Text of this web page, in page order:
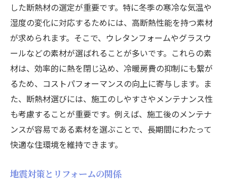
した断熱材の選定が重要です。特に冬季の寒冷な気温や
湿度の変化に対応するためには、高断熱性能を持つ素材
が求められます。そこで、ウレタンフォームやグラスウ
ールなどの素材が選ばれることが多いです。これらの素
材は、効率的に熱を閉じ込め、冷暖房費の抑制にも繋が
るため、コストパフォーマンスの向上に寄与します。ま
た、断熱材選びには、施工のしやすさやメンテナンス性
も考慮することが重要です。例えば、施工後のメンテナ
ンスが容易である素材を選ぶことで、長期間にわたって
快適な住環境を維持できます。
地震対策とリフォームの関係